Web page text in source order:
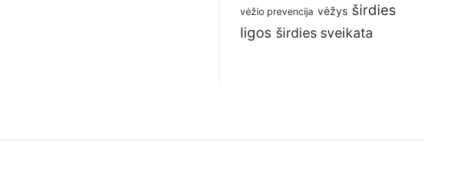
vėžio prevencija vėžys širdies
ligos širdies sveikata